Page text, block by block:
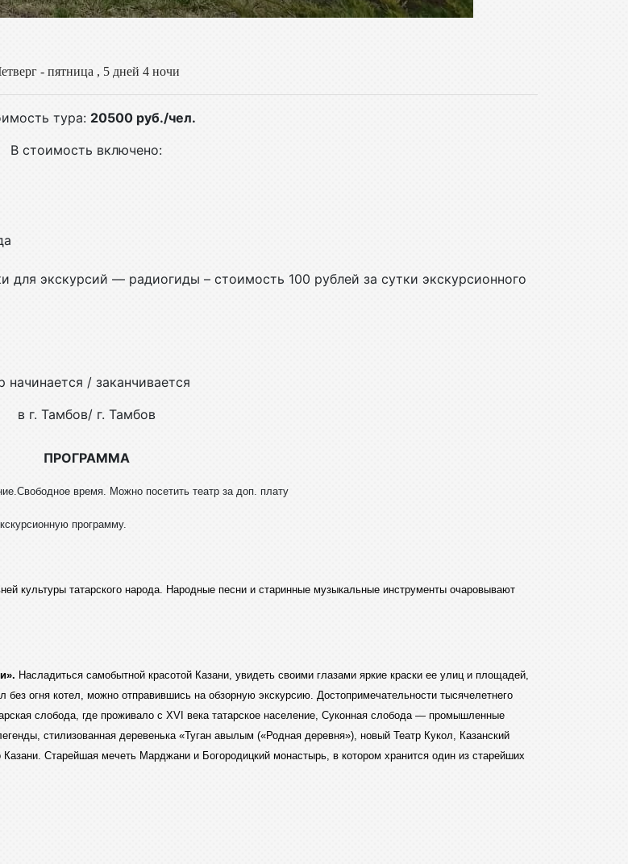
- пятница , 5 дней 4 ночи
тура: 20500 руб./чел.
В стоимость включено:
экскурсий — радиогиды – стоимость 100 рублей за сутки экскурсионного
начинается / заканчивается
в г. Тамбов/ г. Тамбов
ПРОГРАММА
время. Можно посетить театр за доп. плату
программу.
культуры татарского народа. Народные песни и старинные музыкальные инструменты очаровывают
Насладиться самобытной красотой Казани, увидеть своими глазами яркие краски ее улиц и площадей,
без огня котел, можно отправившись на обзорную экскурсию. Достопримечательности тысячелетнего
слобода, где проживало с XVI века татарское население, Суконная слобода — промышленные
стилизованная деревенька «Туган авылым («Родная деревня»), новый Театр Кукол, Казанский
Старейшая мечеть Марджани и Богородицкий монастырь, в котором хранится один из старейших